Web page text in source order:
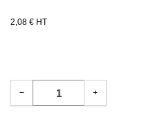
2,08 € HT
− +